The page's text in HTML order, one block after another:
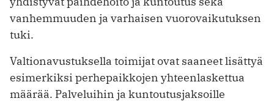
vanhemmuuden ja varhaisen vuorovaikutuksen
tuki.
Valtionavustuksella toimijat ovat saaneet lisättyä
esimerkiksi perhepaikkojen yhteenlaskettua
määrää. Palveluihin ja kuntoutusjaksoille